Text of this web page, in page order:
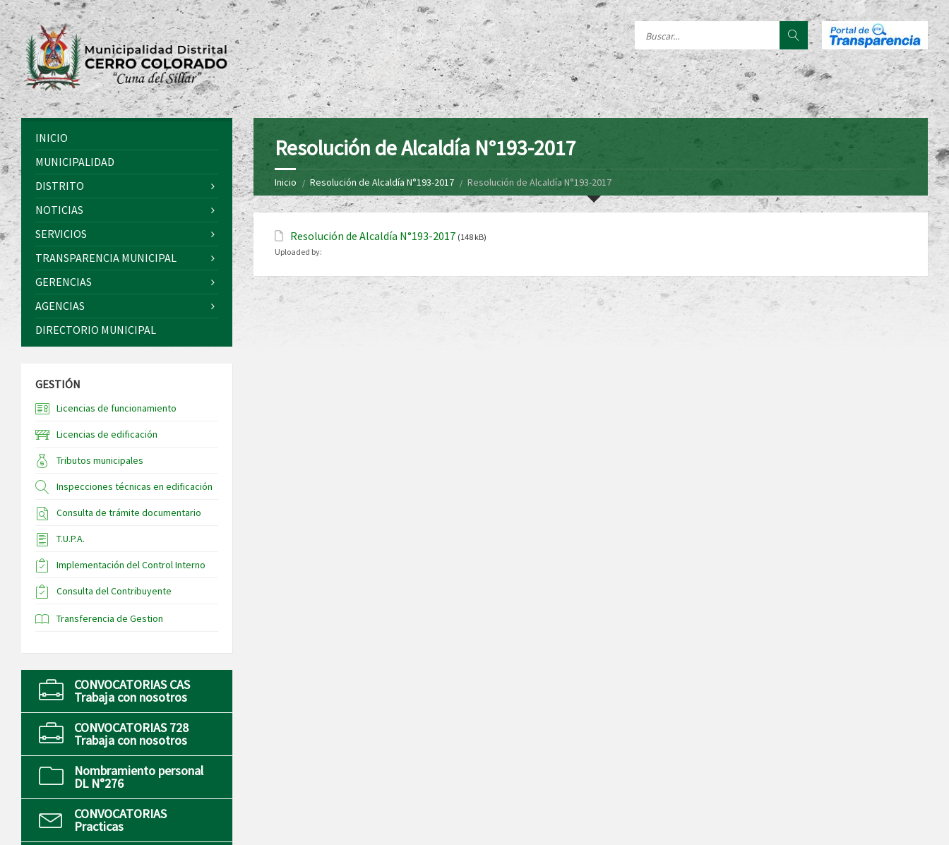
Resolución de Alcaldía N°193-2017
Inicio Resolución de Alcaldía N°193-2017 Resolución de Alcaldía N°193-2017
Resolución de Alcaldía N°193-2017 (148 kB)
Uploaded by:
INICIO
MUNICIPALIDAD
DISTRITO
NOTICIAS
SERVICIOS
TRANSPARENCIA MUNICIPAL
GERENCIAS
AGENCIAS
DIRECTORIO MUNICIPAL
GESTIÓN
Licencias de funcionamiento
Licencias de edificación
Tributos municipales
Inspecciones técnicas en edificación
Consulta de trámite documentario
T.U.P.A.
Implementación del Control Interno
Consulta del Contribuyente
Transferencia de Gestion
CONVOCATORIAS CAS
Trabaja con nosotros
CONVOCATORIAS 728
Trabaja con nosotros
Nombramiento personal
DL N°276
CONVOCATORIAS
Practicas